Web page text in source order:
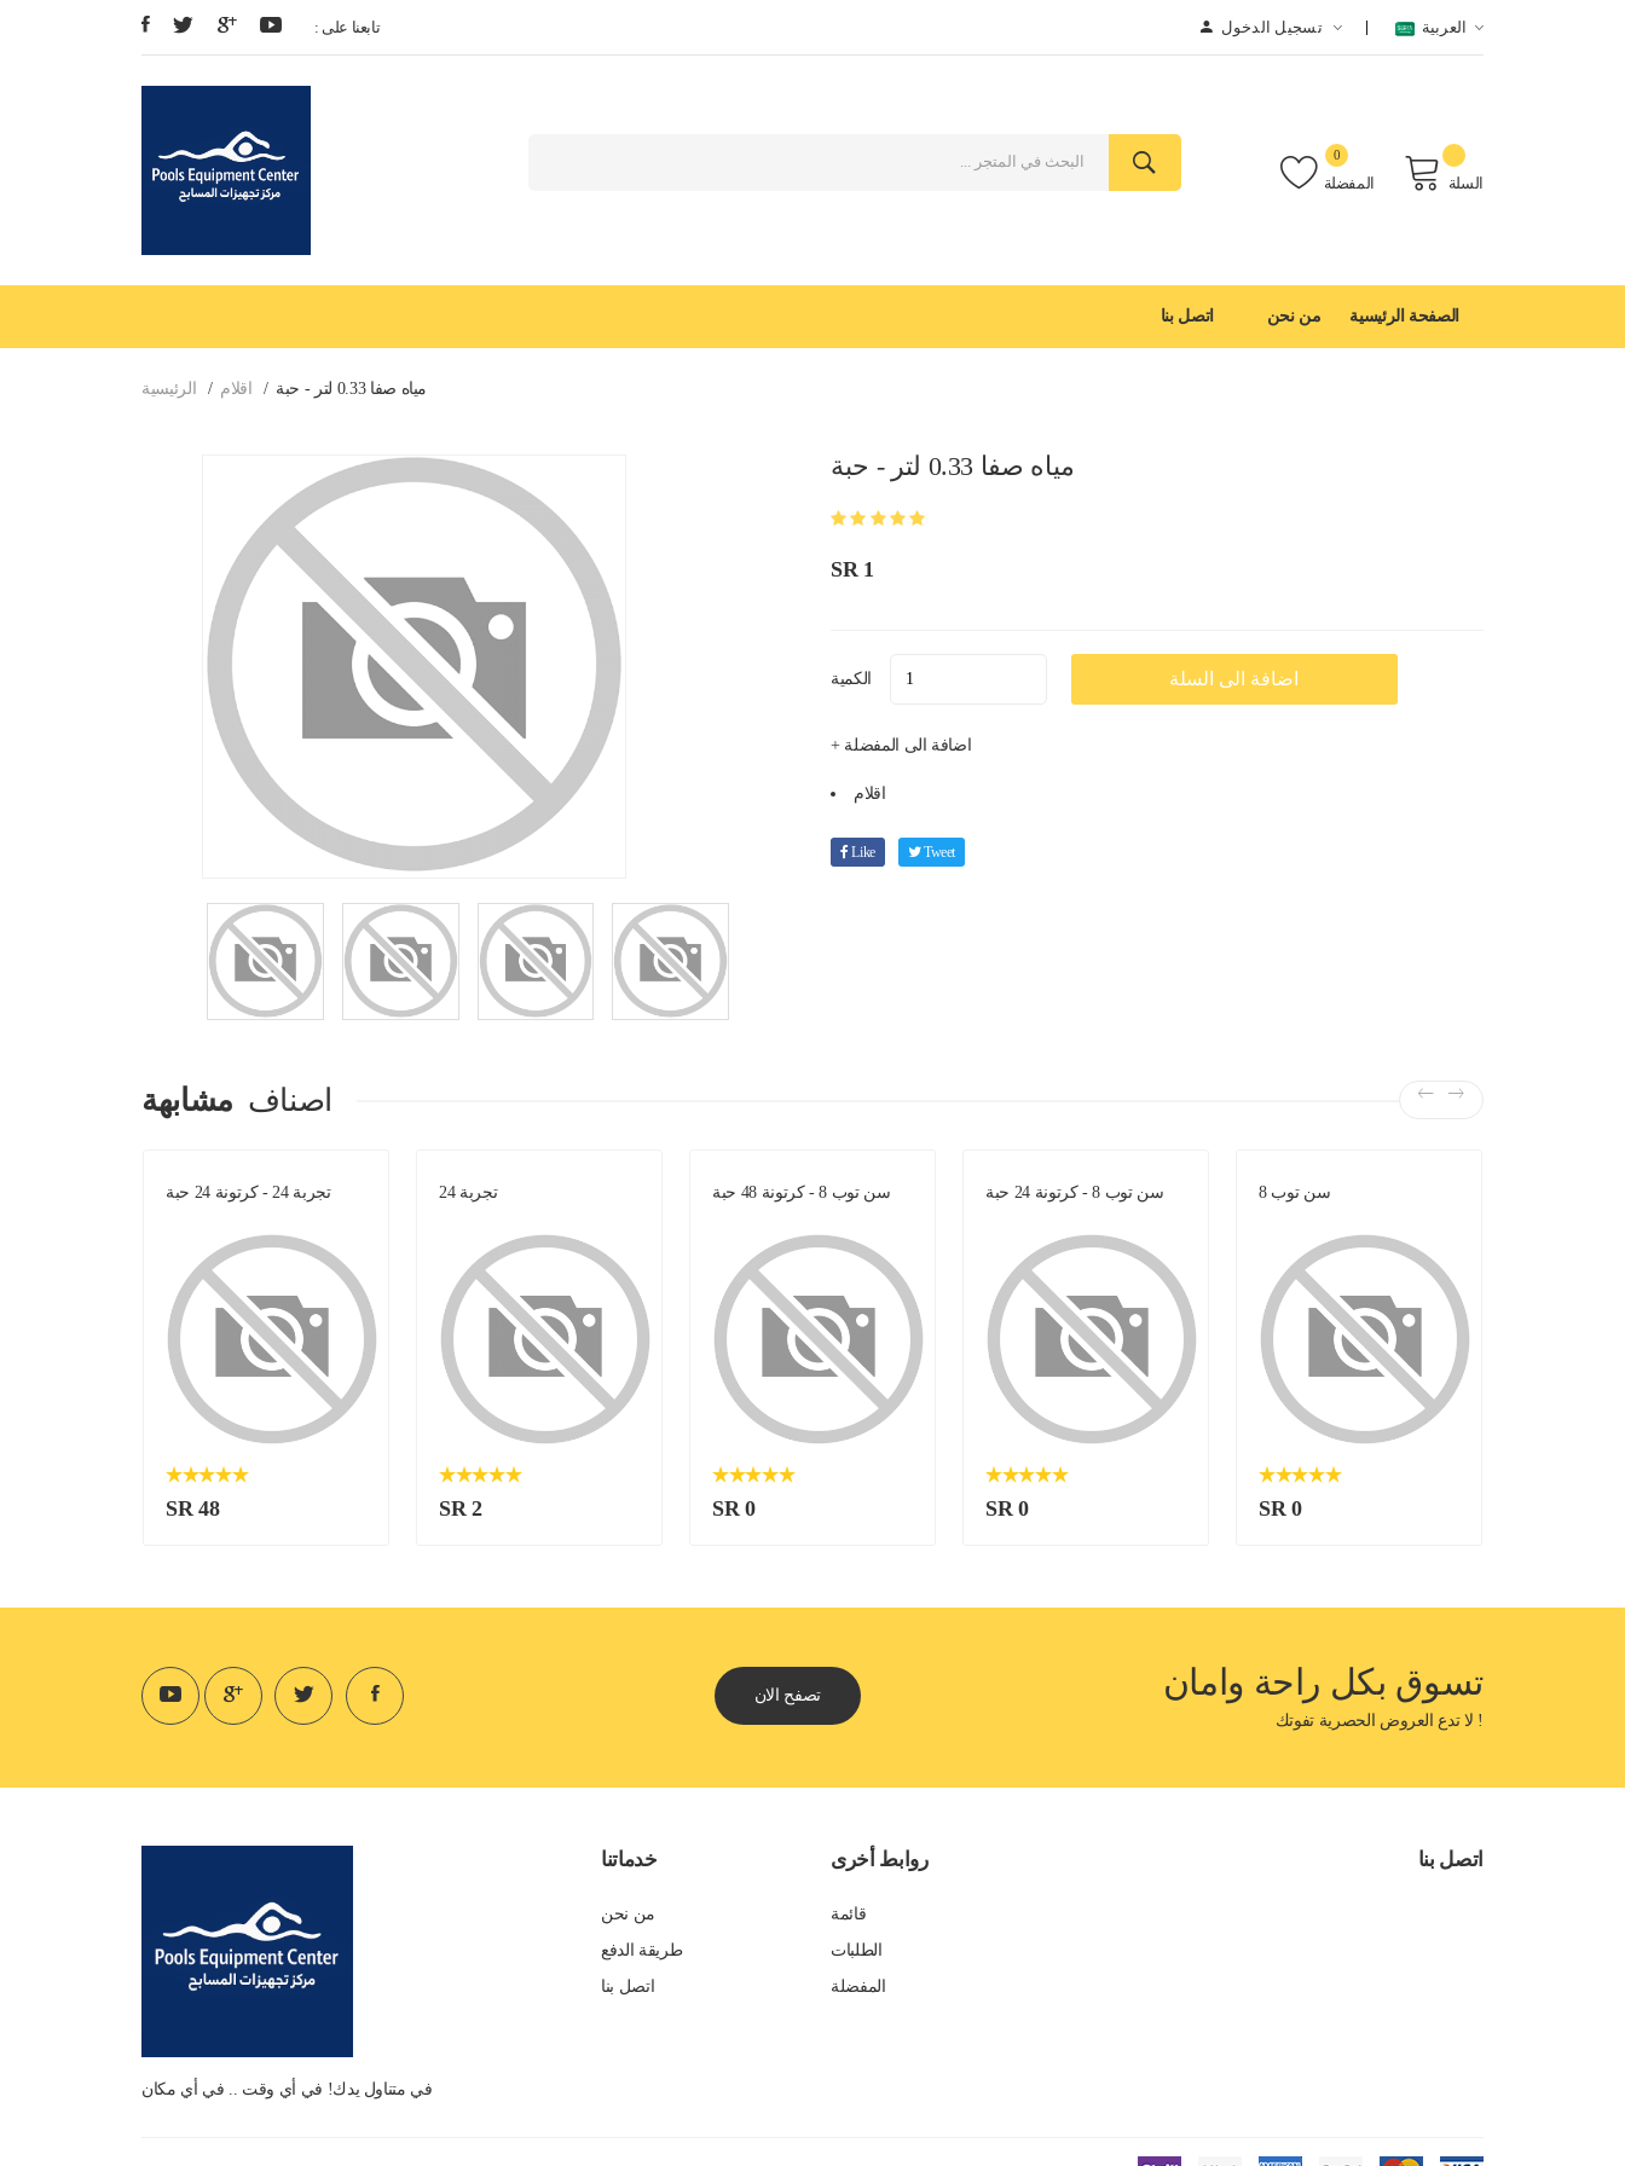
: تابعنا على تسجيل الدخول العربية
المفضلة
0
السلة
الصفحة الرئيسية من نحن اتصل بنا
الرئيسية اقلام مياه صفا 0.33 لتر - حبة
مياه صفا 0.33 لتر - حبة
SR 1
الكمية اضافة الى السلة
+ اضافة الى المفضلة
اقلام
Like Tweet
اصناف مشابهة
تجربة 24 - كرتونة 24 حبة
SR 48
تجربة 24
SR 2
سن توب 8 - كرتونة 48 حبة
SR 0
سن توب 8 - كرتونة 24 حبة
SR 0
سن توب 8
SR 0
تسوق بكل راحة وامان
! لا تدع العروض الحصرية تفوتك
تصفح الان
في متناول يدك! في أي وقت .. في أي مكان
خدماتنا
من نحن
طريقة الدفع
اتصل بنا
روابط أخرى
قائمة
الطلبات
المفضلة
اتصل بنا